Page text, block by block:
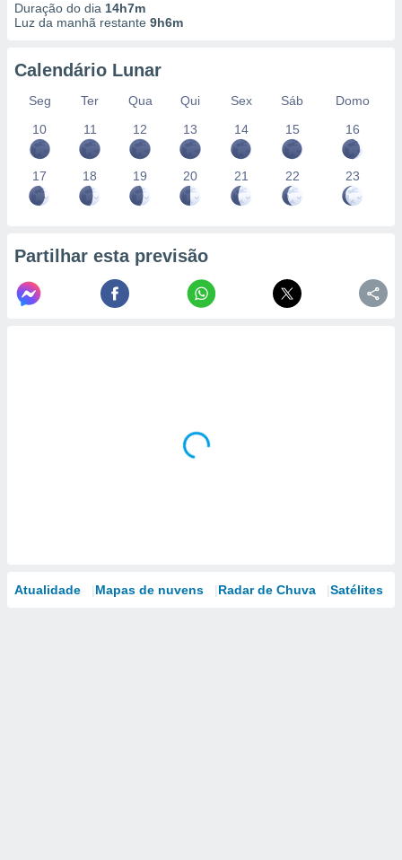
Duração do dia 14h7m
Luz da manhã restante 9h6m
Calendário Lunar
Seg Ter Qua Qui Sex Sáb
Domo
10
11 12 13 14 15 16
17 18 19 20 21 22 23
Partilhar esta previsão
Atualidade Mapas de nuvens Radar de Chuva Satélites